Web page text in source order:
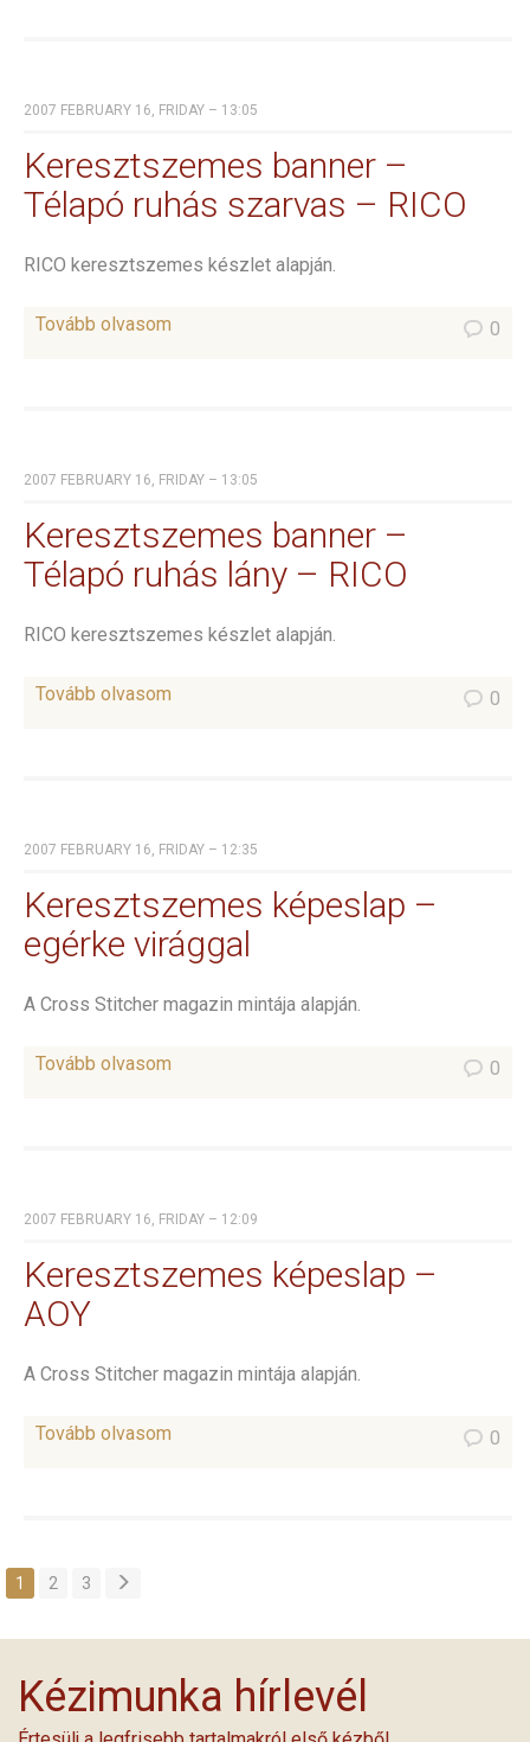
2007 FEBRUARY 16, FRIDAY – 13:05
Keresztszemes banner –
Télapó ruhás szarvas – RICO
RICO keresztszemes készlet alapján.
Tovább olvasom 0
2007 FEBRUARY 16, FRIDAY – 13:05
Keresztszemes banner –
Télapó ruhás lány – RICO
RICO keresztszemes készlet alapján.
Tovább olvasom 0
2007 FEBRUARY 16, FRIDAY – 12:35
Keresztszemes képeslap –
egérke virággal
A Cross Stitcher magazin mintája alapján.
Tovább olvasom 0
2007 FEBRUARY 16, FRIDAY – 12:09
Keresztszemes képeslap –
AOY
A Cross Stitcher magazin mintája alapján.
Tovább olvasom 0
1 2 3
Kézimunka hírlevél